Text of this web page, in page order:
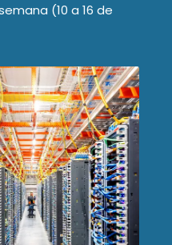
(10 a 16 de